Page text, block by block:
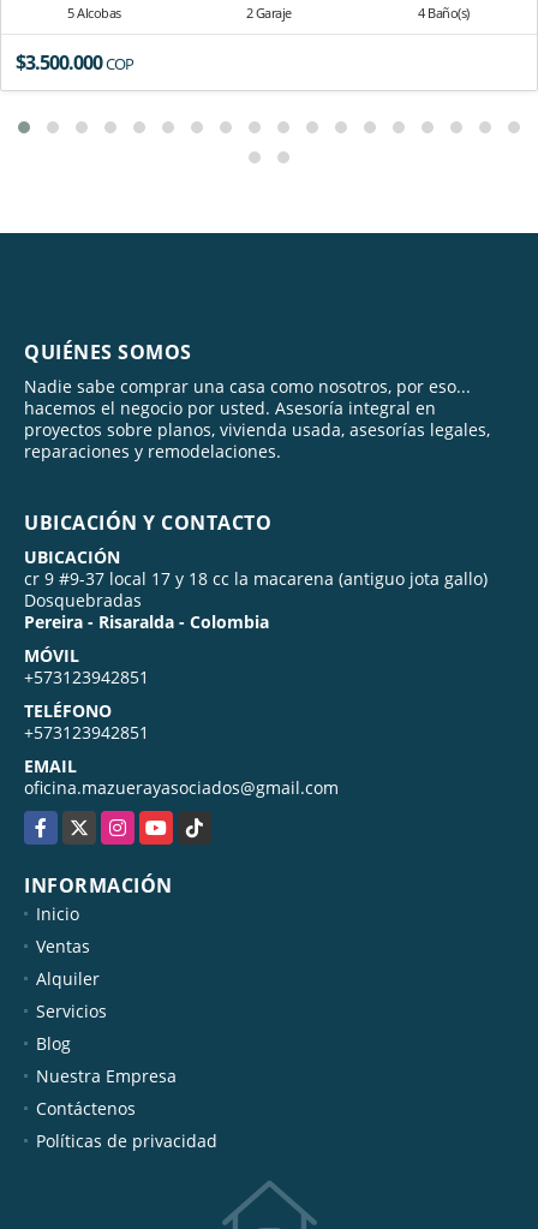
5 Alcobas 2 Garaje 4 Baño(s)
$3.500.000COP
QUIÉNES SOMOS
Nadie sabe comprar una casa como nosotros, por eso...
hacemos el negocio por usted. Asesoría integral en
proyectos sobre planos, vivienda usada, asesorías legales,
reparaciones y remodelaciones.
UBICACIÓN Y CONTACTO
UBICACIÓN
cr 9 #9-37 local 17 y 18 cc la macarena (antiguo jota gallo)
Dosquebradas
Pereira - Risaralda - Colombia
MÓVIL
+573123942851
TELÉFONO
+573123942851
EMAIL
oficina.mazuerayasociados@gmail.com
Facebook
X InstagramYouTubeTikTok
INFORMACIÓN
Inicio
Ventas
Alquiler
Servicios
Blog
Nuestra Empresa
Contáctenos
Políticas de privacidad